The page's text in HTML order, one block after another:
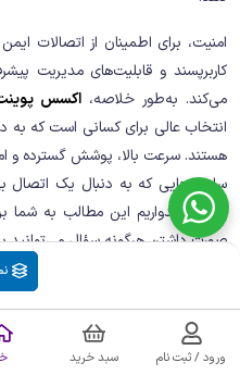
امنیت، برای اطمینان از اتصالات
کاربرپسند و قابلیت‌های مدیریت
می‌کند. به‌طور خلاصه، اکسس
انتخاب عالی برای کسانی است که به
هستند. سرعت بالا، پوشش گسترده و
سازمان‌هایی که به دنبال یک اتصال
است. امیدواریم این مطالب به
صورت داشتن هرگونه سؤال می‌توانید با
تماس
☎️
ورود / ثبت نام سبد خرید